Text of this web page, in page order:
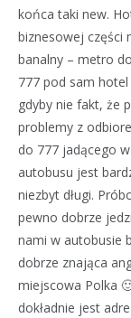
końca taki new.
biznesowej części
banalny – metro
777 pod sam
gdyby nie fakt, że
problemy z
do 777 jadącego
autobusu jest
niezbyt długi.
pewno dobrze
nami w autobusie
dobrze znająca
miejscowa Polka
dokładnie jest